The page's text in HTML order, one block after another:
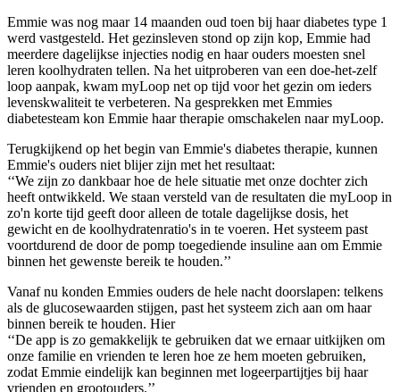
Emmie was nog maar 14 maanden oud toen bij haar diabetes type 1
werd vastgesteld. Het gezinsleven stond op zijn kop, Emmie had
meerdere dagelijkse injecties nodig en haar ouders moesten snel
leren koolhydraten tellen. Na het uitproberen van een doe-het-zelf
loop aanpak, kwam myLoop net op tijd voor het gezin om ieders
levenskwaliteit te verbeteren. Na gesprekken met Emmies
diabetesteam kon Emmie haar therapie omschakelen naar myLoop.
Terugkijkend op het begin van Emmie's diabetes therapie, kunnen
Emmie's ouders niet blijer zijn met het resultaat:
‘‘We zijn zo dankbaar hoe de hele situatie met onze dochter zich
heeft ontwikkeld. We staan versteld van de resultaten die myLoop in
zo'n korte tijd geeft door alleen de totale dagelijkse dosis, het
gewicht en de koolhydratenratio's in te voeren. Het systeem past
voortdurend de door de pomp toegediende insuline aan om Emmie
binnen het gewenste bereik te houden.’’
Vanaf nu konden Emmies ouders de hele nacht doorslapen: telkens
als de glucosewaarden stijgen, past het systeem zich aan om haar
binnen bereik te houden. Hier
‘‘De app is zo gemakkelijk te gebruiken dat we ernaar uitkijken om
onze familie en vrienden te leren hoe ze hem moeten gebruiken,
zodat Emmie eindelijk kan beginnen met logeerpartijtjes bij haar
vrienden en grootouders.’’